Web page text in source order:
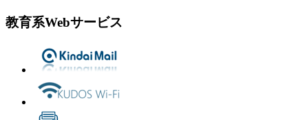
教育系Webサービス